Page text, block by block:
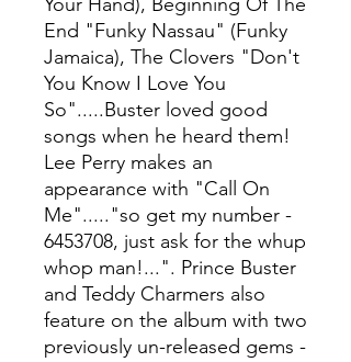
End "Funky Nassau" (Funky
Jamaica), The Clovers "Don't
You Know I Love You
So".....Buster loved good
songs when he heard them!
Lee Perry makes an
appearance with "Call On
Me"....."so get my number -
6453708, just ask for the whup
whop man!...". Prince Buster
and Teddy Charmers also
feature on the album with two
previously un-released gems -